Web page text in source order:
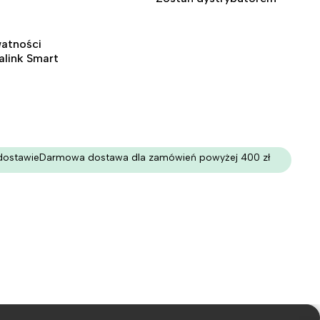
Smart
Darmowa dostawa dla zamówień powyżej 400 zł